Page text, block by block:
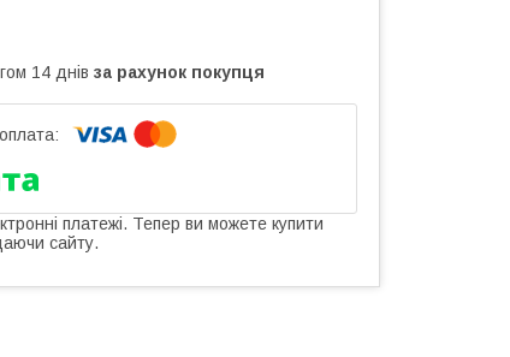
14 днів за рахунок покупця
платежі. Тепер ви можете купити
сайту.